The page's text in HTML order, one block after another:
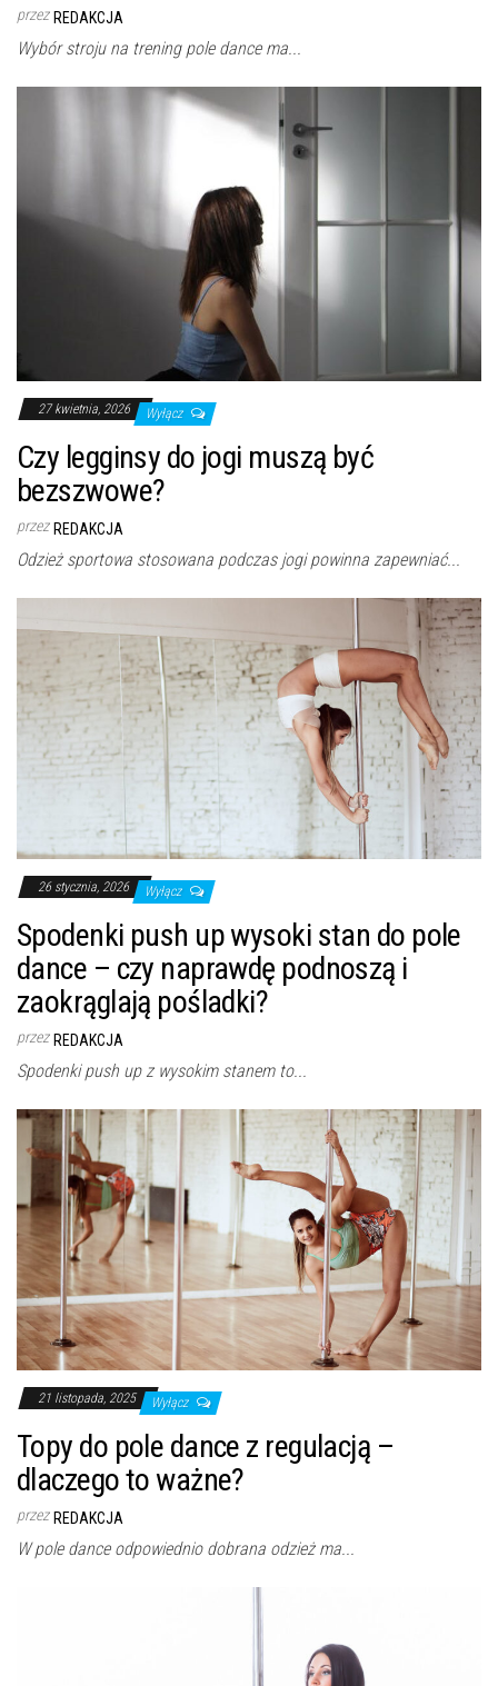
przez REDAKCJA
Wybór stroju na trening pole dance ma...
27 kwietnia, 2026 Wyłącz
Czy legginsy do jogi muszą być
bezszwowe?
przez REDAKCJA
Odzież sportowa stosowana podczas jogi powinna zapewniać...
26 stycznia, 2026 Wyłącz
Spodenki push up wysoki stan do pole
dance – czy naprawdę podnoszą i
zaokrąglają pośladki?
przez REDAKCJA
Spodenki push up z wysokim stanem to...
21 listopada, 2025 Wyłącz
Topy do pole dance z regulacją –
dlaczego to ważne?
przez REDAKCJA
W pole dance odpowiednio dobrana odzież ma...